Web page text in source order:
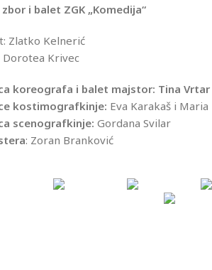
i balet ZGK „Komedija“
Zlatko Kelnerić
Dorotea Krivec
koreografa i balet majstor: Tina Vrtar
kostimografkinje: Eva Karakaš i Maria
scenografkinje: Gordana Svilar
: Zoran Branković